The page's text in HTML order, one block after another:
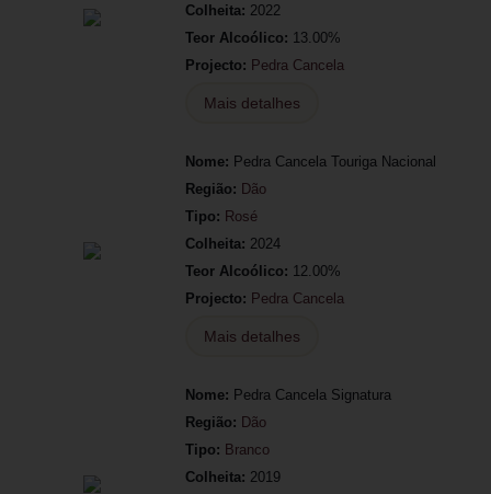
Colheita: 2022
Teor Alcoólico: 13.00%
Projecto: Pedra Cancela
Mais detalhes
Nome: Pedra Cancela Touriga Nacional
Região: Dão
Tipo: Rosé
Colheita: 2024
Teor Alcoólico: 12.00%
Projecto: Pedra Cancela
Mais detalhes
Nome: Pedra Cancela Signatura
Região: Dão
Tipo: Branco
Colheita: 2019